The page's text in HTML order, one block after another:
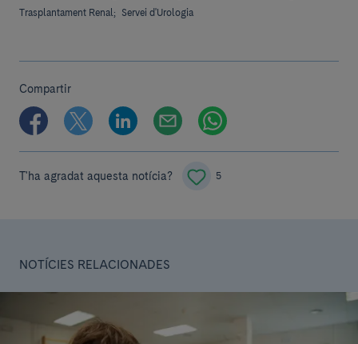
Trasplantament Renal;
Servei d'Urologia
Compartir
T'ha agradat aquesta notícia? 5
NOTÍCIES RELACIONADES